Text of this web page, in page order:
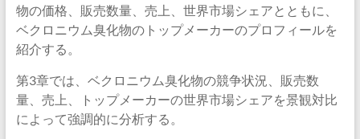
物の価格、販売数量、売上、世界市場シェアとともに、
ベクロニウム臭化物のトップメーカーのプロフィールを
紹介する。
第3章では、ベクロニウム臭化物の競争状況、販売数
量、売上、トップメーカーの世界市場シェアを景観対比
によって強調的に分析する。